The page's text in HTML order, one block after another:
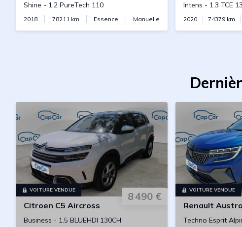
Shine - 1.2 PureTech 110
2018 78211km Essence Manuelle
Intens - 1.3 TCE
2020 74379 km
VOITURE VENDUE
8 490 €
Citroen C5 Aircross
Business - 1.5 BLUEHDI 130CH
VOITURE VENDUE
Renault
Techno Esprit